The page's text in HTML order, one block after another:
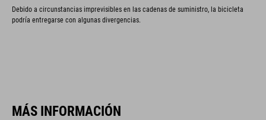
Debido a circunstancias imprevisibles en las cadenas de suministro, la bicicleta
podría entregarse con algunas divergencias.
MÁS INFORMACIÓN